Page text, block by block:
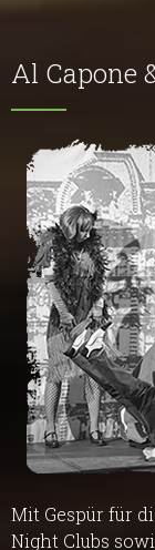
Al Capone
Mit Gespür für
Night Clubs